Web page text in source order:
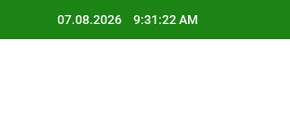
07.08.2026 9:31:23 AM